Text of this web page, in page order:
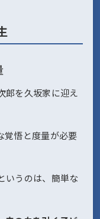
郎を久坂家に迎え
覚悟と度量が必要
いうのは、簡単な